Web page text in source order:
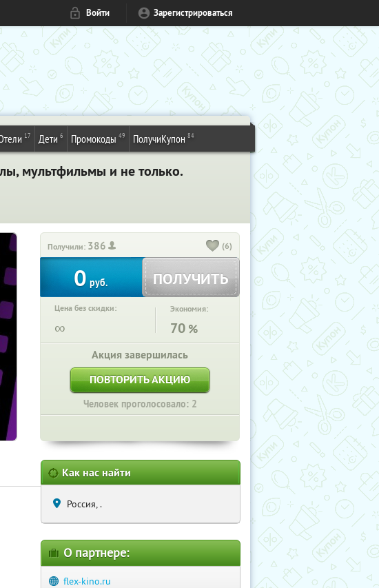
Войти Зарегистрироваться
17 Дети 6 Промокоды 49 ПолучиКупон 84
мультфильмы и не только.
Получили: 386 (6)
0 руб. ПОЛУЧИТЬ
Цена без скидки:
∞
Экономия:
70 %
Акция завершилась
ПОВТОРИТЬ АКЦИЮ
Человек проголосовало: 2
Как нас найти
Россия, .
О партнере:
flex-kino.ru